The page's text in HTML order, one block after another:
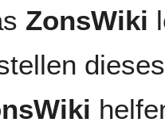
ZonsWiki